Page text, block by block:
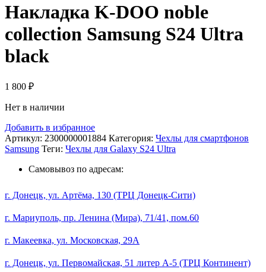
Накладка K-DOO noble
collection Samsung S24 Ultra
black
1 800 ₽
Нет в наличии
Добавить в избранное
Артикул: 2300000001884 Категория: Чехлы для смартфонов
Samsung Теги: Чехлы для Galaxy S24 Ultra
Самовывоз по адресам:
г. Донецк, ул. Артёма, 130 (ТРЦ Донецк-Сити)
г. Мариуполь, пр. Ленина (Мира), 71/41, пом.60
г. Макеевка, ул. Московская, 29А
г. Донецк, ул. Первомайская, 51 литер А-5 (ТРЦ Континент)